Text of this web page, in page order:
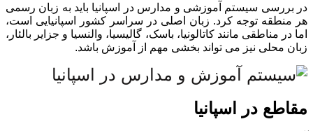
در بررسی سیستم آموزشی و مدارس در اسپانیا باید به زبان رسمی
هر منطقه توجه کرد. زبان اصلی در سراسر کشور اسپانیایی است،
اما در مناطقی مانند کاتالونیا، باسک، گالیسیا، والنسیا و جزایر بالئار،
زبان محلی نیز می تواند بخشی مهم از آموزش باشد.
مقاطع در اسپانیا